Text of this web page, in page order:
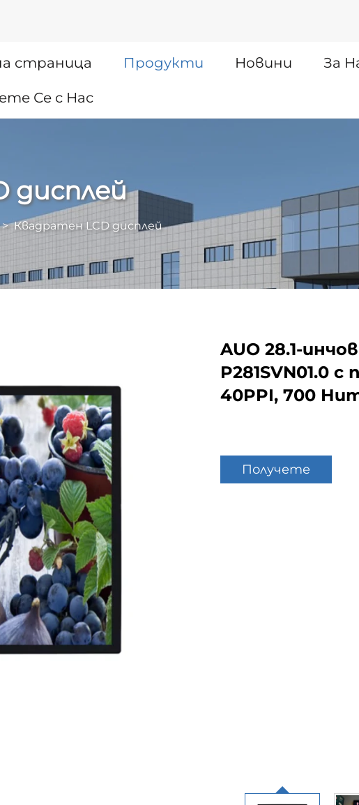
страница Продукти Новини За
Се с Нас
дисплей
>Квадратен LCD дисплей
AUO 28.1-
P281SVN01.0
40PPI, 700
Получете